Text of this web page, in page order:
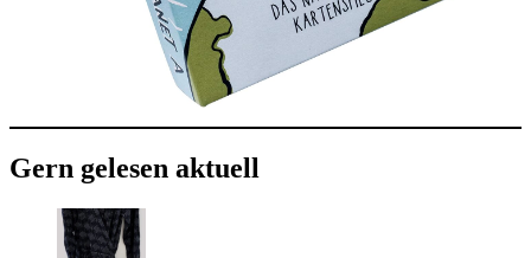
Gern gelesen aktuell